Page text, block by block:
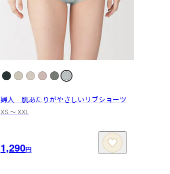
婦人 肌あたりがやさしいリブショーツ
XS 〜 XXL
1,290円